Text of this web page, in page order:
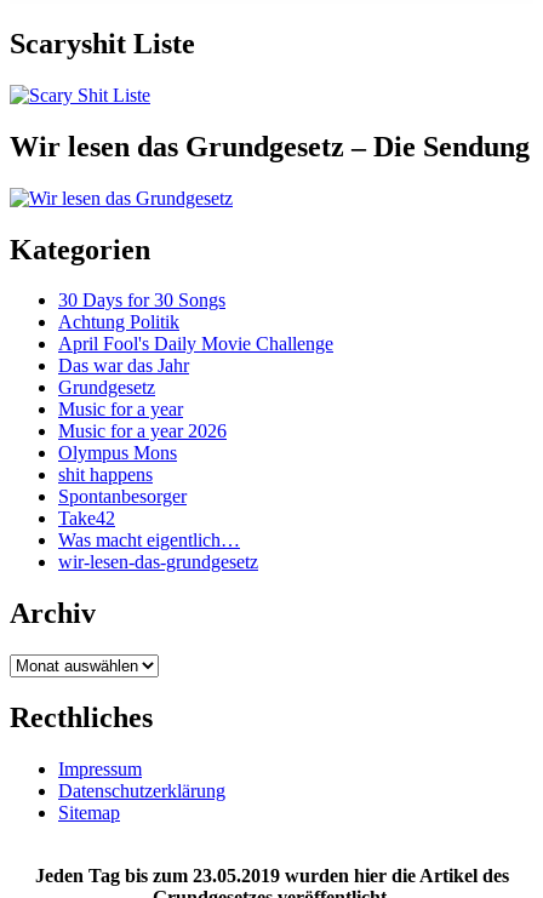
Scaryshit Liste
Wir lesen das Grundgesetz – Die Sendung
Kategorien
30 Days for 30 Songs
Achtung Politik
April Fool's Daily Movie Challenge
Das war das Jahr
Grundgesetz
Music for a year
Music for a year 2026
Olympus Mons
shit happens
Spontanbesorger
Take42
Was macht eigentlich…
wir-lesen-das-grundgesetz
Archiv
Archiv
Recthliches
Impressum
Datenschutzerklärung
Sitemap
Jeden Tag bis zum 23.05.2019 wurden hier die Artikel des